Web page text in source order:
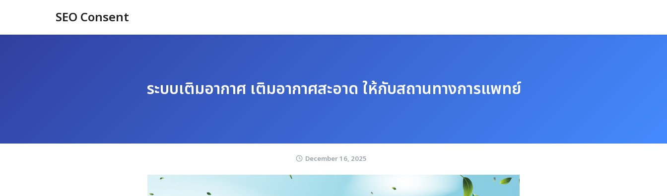
content
SEO Consent
ระบบเติมอากาศ เติมอากาศสะอาด ให้กับสถานทางการแพทย์
December 16, 2025